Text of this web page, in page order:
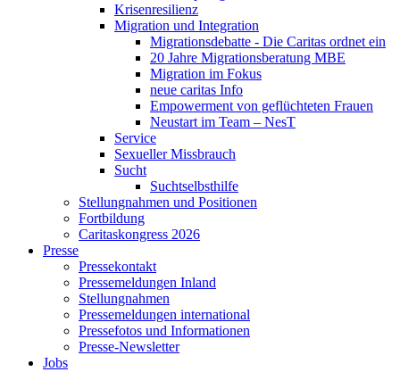
Krisenresilienz
Migration und Integration
Migrationsdebatte - Die Caritas ordnet ein
20 Jahre Migrationsberatung MBE
Migration im Fokus
neue caritas Info
Empowerment von geflüchteten Frauen
Neustart im Team – NesT
Service
Sexueller Missbrauch
Sucht
Suchtselbsthilfe
Stellungnahmen und Positionen
Fortbildung
Caritaskongress 2026
Presse
Pressekontakt
Pressemeldungen Inland
Stellungnahmen
Pressemeldungen international
Pressefotos und Informationen
Presse-Newsletter
Jobs